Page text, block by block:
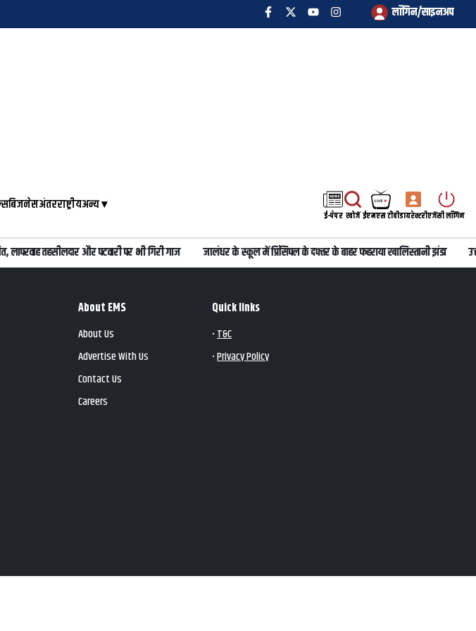
लॉगिन/साइनअप
बिजनेसअंतरराष्ट्रीयअन्य▾
ई-पेपर खोजें ईएमएस टीवीडायरेक्टरीएजेंसी लॉगिन
तहसीलदार और पटवारी पर भी गिरी गाज जालंधर के स्कूल में प्रिंसिपल के दफ्तर के बाहर फहराया खालिस्तानी झंडा
About EMS
About Us
Advertise With Us
Contact Us
Careers
Quick links
•T&C
•Privacy Policy